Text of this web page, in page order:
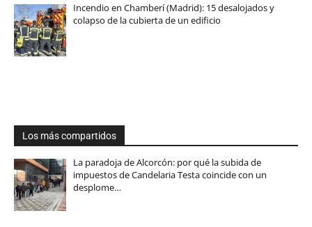
Incendio en Chamberí (Madrid): 15 desalojados y
colapso de la cubierta de un edificio
Los más compartidos
La paradoja de Alcorcón: por qué la subida de
impuestos de Candelaria Testa coincide con un
desplome…